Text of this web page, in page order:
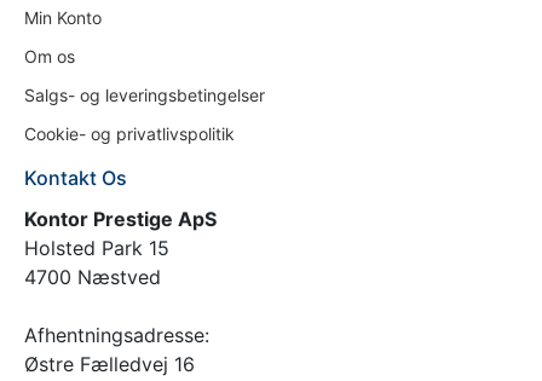
Min Konto
Om os
Salgs- og leveringsbetingelser
Cookie- og privatlivspolitik
Kontakt Os
Kontor Prestige ApS
Holsted Park 15
4700 Næstved
Afhentningsadresse:
Østre Fælledvej 16